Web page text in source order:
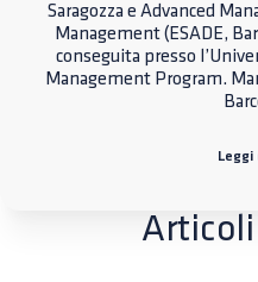
Saragozza e Advanced
Management (ESADE,
conseguita presso
Management Program.
Leggi